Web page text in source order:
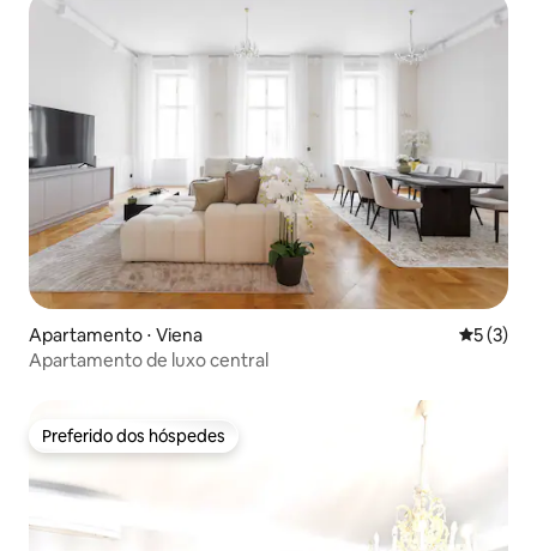
Apartamento ⋅ Viena 5 de
5 (3)
Apartamento de luxo central
Preferido dos hóspedes
Preferido dos hóspedes